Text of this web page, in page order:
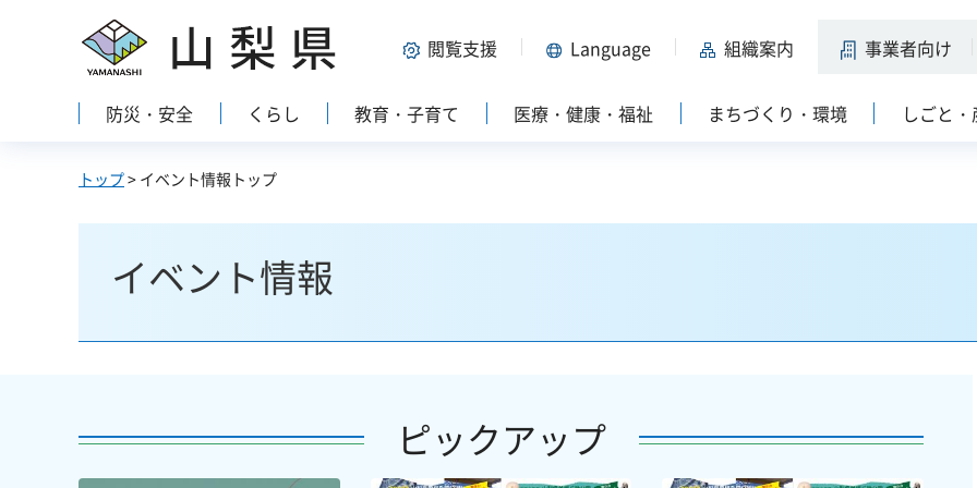
山梨県 閲覧支援 Language 組織案内 事業者向け
防災・安全 くらし 教育・子育て 医療・健康・福祉 まちづくり・環境 しごと
トップ> イベント情報トップ
イベント情報
ピックアップ